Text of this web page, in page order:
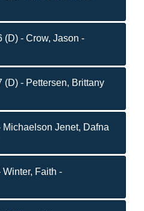
(D) - Crow, Jason -
(D) - Pettersen, Brittany
Michaelson Jenet, Dafna
Winter, Faith -